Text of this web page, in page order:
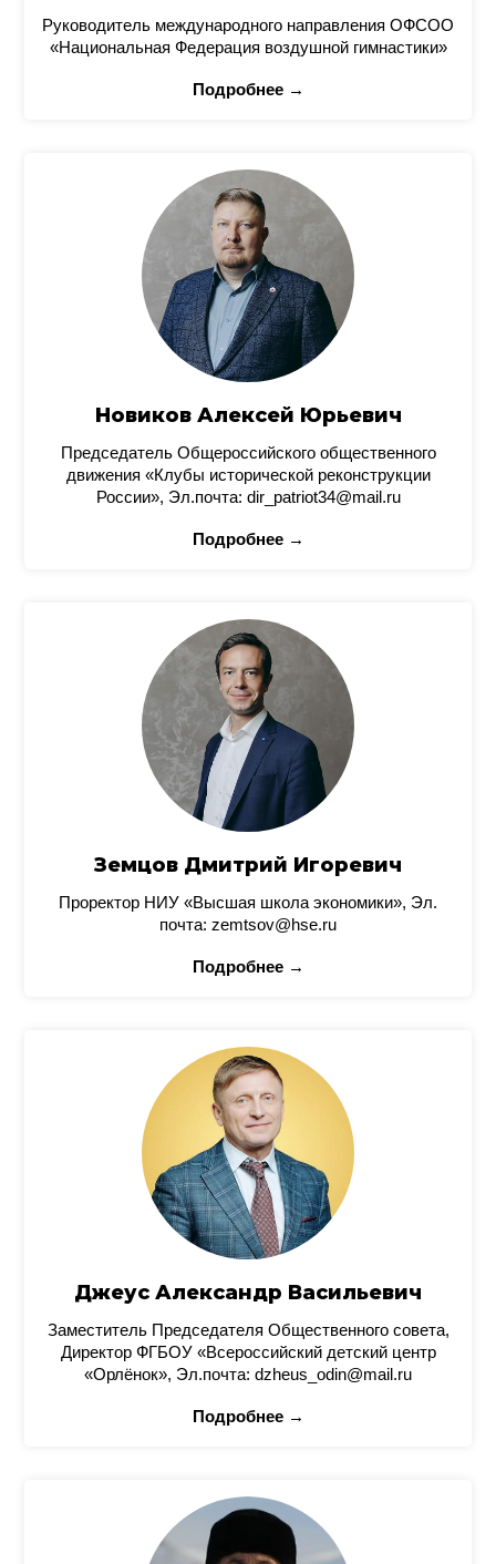
Руководитель международного направления ОФСОО
«Национальная Федерация воздушной гимнастики»
Подробнее →
Новиков Алексей Юрьевич
Председатель Общероссийского общественного
движения «Клубы исторической реконструкции
России», Эл.почта: dir_patriot34@mail.ru
Подробнее →
Земцов Дмитрий Игоревич
Проректор НИУ «Высшая школа экономики», Эл.
почта: zemtsov@hse.ru
Подробнее →
Джеус Александр Васильевич
Заместитель Председателя Общественного совета,
Директор ФГБОУ «Всероссийский детский центр
«Орлёнок», Эл.почта: dzheus_odin@mail.ru
Подробнее →